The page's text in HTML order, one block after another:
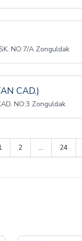
NO:7/A Zonguldak
CAD.)
NO:3 Zonguldak
2 ... 24